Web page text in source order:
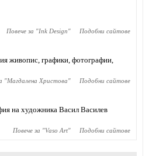
Повече за "Ink Design" Подобни сайтове
живопис, графики, фотографии,
"Магдалена Христова" Подобни сайтове
на художника Васил Василев
Повече за "Vaso Art" Подобни сайтове